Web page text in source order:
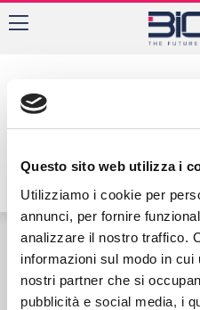
Questo sito web utilizza i
Utilizziamo i cookie per
annunci, per fornire
analizzare il nostro traffico.
informazioni sul modo in
nostri partner che si
pubblicità e social media, i
Contatti